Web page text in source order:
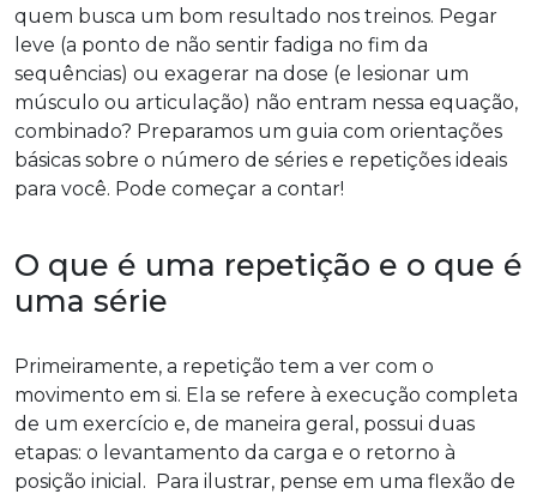
quem busca um bom resultado nos treinos. Pegar
leve (a ponto de não sentir fadiga no fim da
sequências) ou exagerar na dose (e lesionar um
músculo ou articulação) não entram nessa equação,
combinado? Preparamos um guia com orientações
básicas sobre o número de séries e repetições ideais
para você. Pode começar a contar!
O que é uma repetição e o que é
uma série
Primeiramente, a repetição tem a ver com o
movimento em si. Ela se refere à execução completa
de um exercício e, de maneira geral, possui duas
etapas: o levantamento da carga e o retorno à
posição inicial. Para ilustrar, pense em uma flexão de